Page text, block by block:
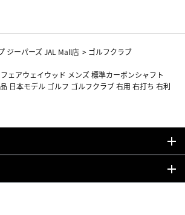
ジーパーズ JAL Mall店 > ゴルフクラブ
ェアウェイウッド メンズ 標準カーボンシャフト
日本モデル ゴルフ ゴルフクラブ 右用 右打ち 右利